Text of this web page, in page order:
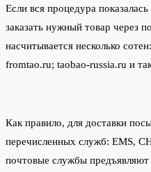
Если вся процедура
заказать нужный товар через
насчитывается несколько
fromtao.ru; taobao-russia.ru и
Как правило, для доставки
перечисленных служб: EMS,
почтовые службы предъявляют